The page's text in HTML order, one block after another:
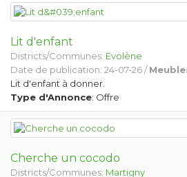
Lit d'enfant
Districts/Communes: Evolène
Date de publication: 24-07-26 /
Lit d'enfant à donner.
Type d'Annonce: Offre
Cherche un cocodo
Districts/Communes: Martigny